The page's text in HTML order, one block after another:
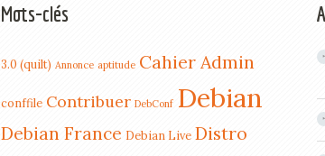
Mots-clés
3.0 (quilt) Annonce aptitude Cahier Admin
conffile Contribuer DebConf Debian
Debian France Debian Live Distro